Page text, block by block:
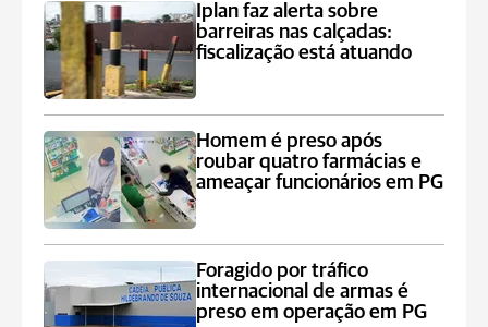
Iplan faz alerta sobre
barreiras nas calçadas:
fiscalização está atuando
Homem é preso após
roubar quatro farmácias e
ameaçar funcionários em PG
Foragido por tráfico
internacional de armas é
preso em operação em PG